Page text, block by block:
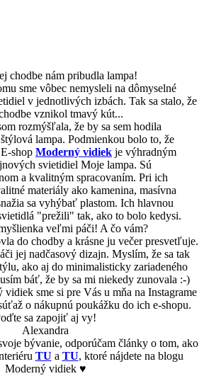
chodbe nám pribudla lampa!
sme vôbec nemysleli na dômyselné
v jednotlivých izbách. Tak sa stalo, že
vznikol tmavý kút...
rozmýšľala, že by sa sem hodila
lampa. Podmienkou bolo to, že
shop Moderný vidiek je výhradným
svietidiel Moje lampa. Sú
a kvalitným spracovaním. Pri ich
materiály ako kamenina, masívna
sa vyhýbať plastom. Ich hlavnou
"prežili" tak, ako to bolo kedysi.
veľmi páči! A čo vám?
do chodby a krásne ju večer presvetľuje.
jej nadčasový dizajn. Myslím, že sa tak
ako aj do minimalisticky zariadeného
báť, že by sa mi niekedy zunovala :-)
sme si pre Vás u mňa na Instagrame
o nákupnú poukážku do ich e-shopu.
sa zapojiť aj vy!
Alexandra
bývanie, odporúčam články o tom, ako
TU a TU, ktoré nájdete na blogu
Moderný vidiek ♥